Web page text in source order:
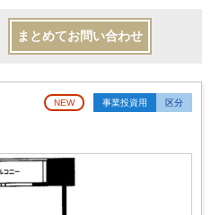
まとめてお問い合わせ
NEW 事業投資用 区分